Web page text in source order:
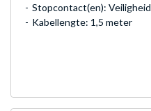
Stopcontact(en):
Kabellengte: 1,5 meter